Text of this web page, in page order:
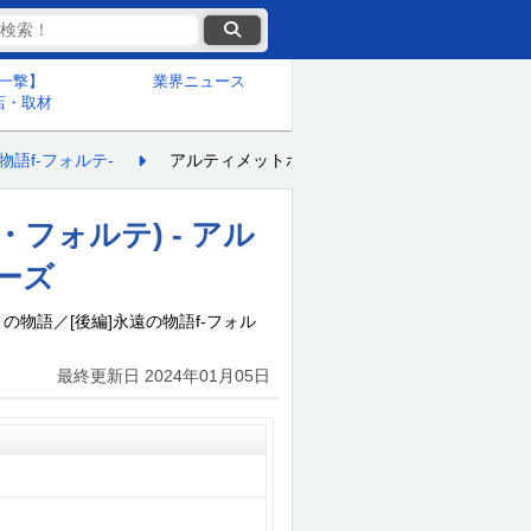
撃】
・取材
業界ニュース
語f-フォルテ- アルティメットボーナス
フォルテ) - アル
ズ
物語／[後編]永遠の物語f-フォル
最終更新日 2024年01月05日